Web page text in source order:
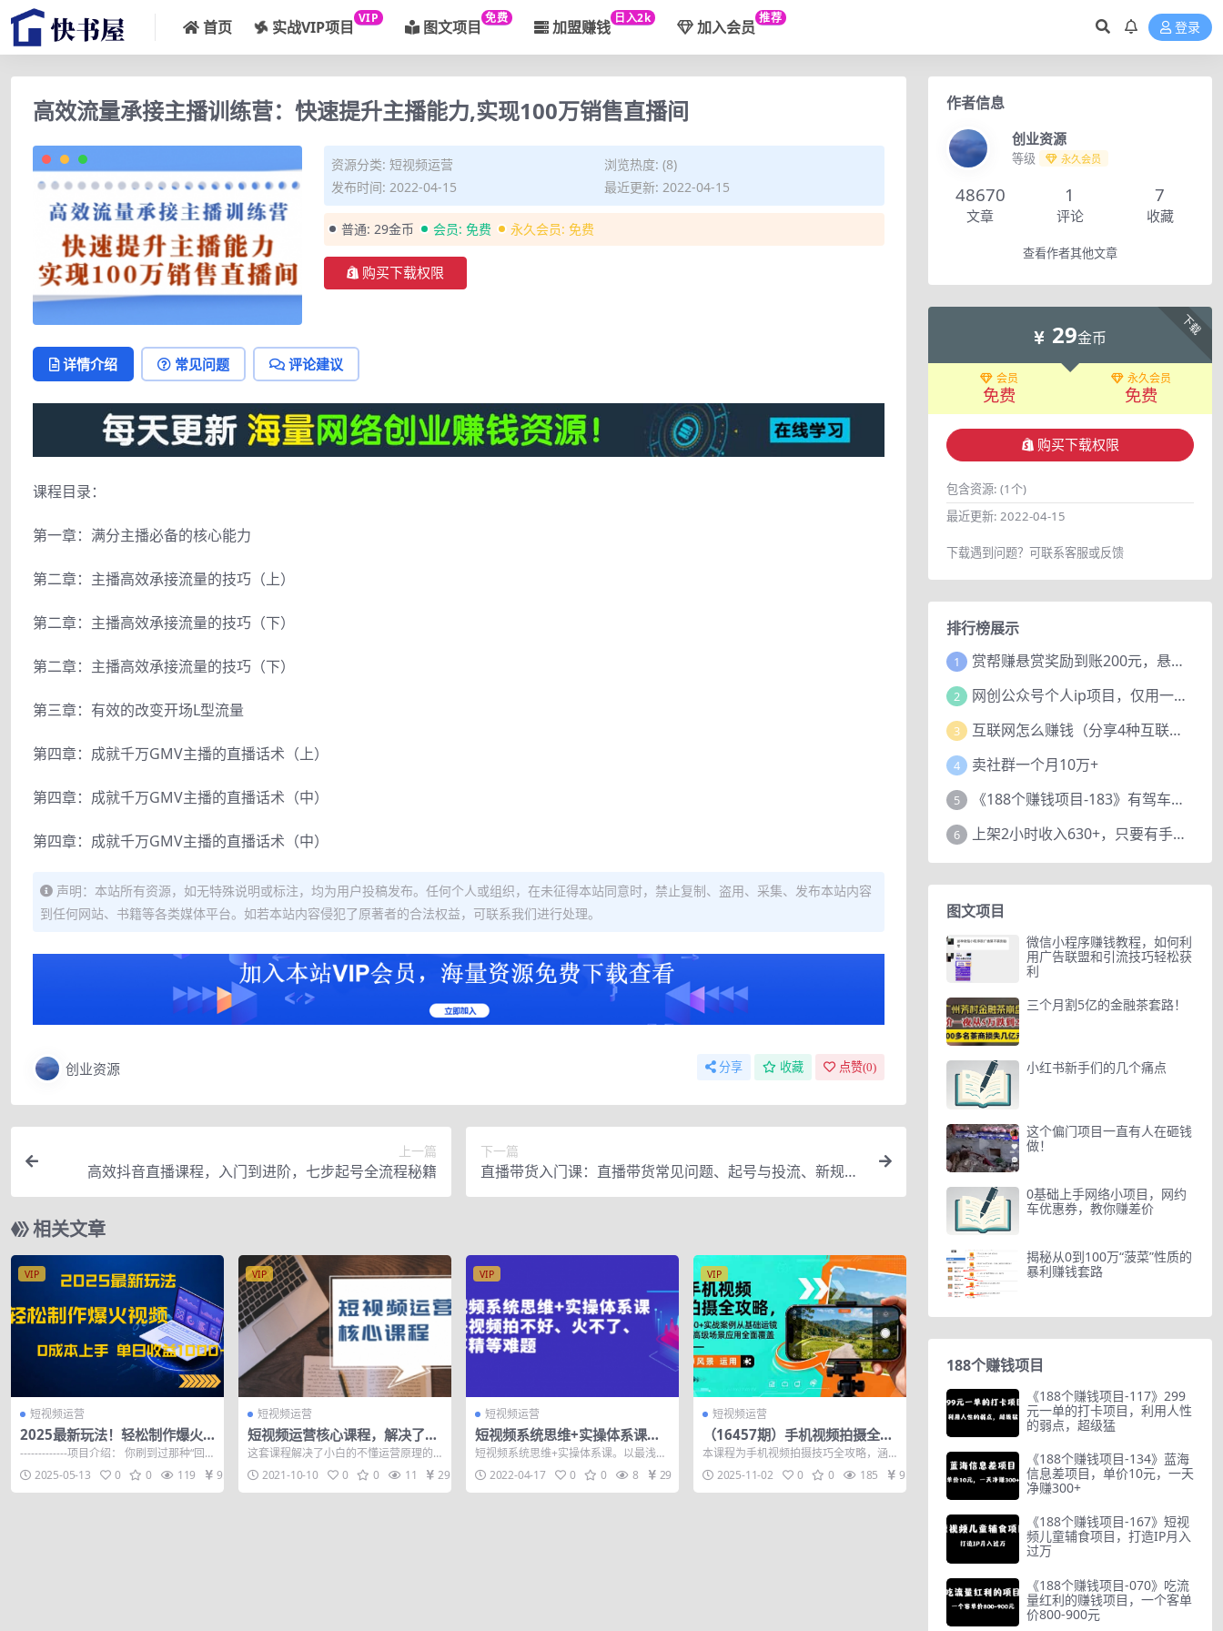
首页 实战VIP项目 VIP 图文项目 免费 加盟赚钱 日入2k 加入会员 推荐
登录
高效流量承接主播训练营：快速提升主播能力,实现100万销售直播间
资源分类: 短视频运营
浏览热度: (8)
发布时间: 2022-04-15
最近更新: 2022-04-15
普通: 29金币 会员: 免费 永久会员: 免费
购买下载权限
详情介绍 常见问题 评论建议
课程目录：
第一章：满分主播必备的核心能力
第二章：主播高效承接流量的技巧（上）
第二章：主播高效承接流量的技巧（下）
第二章：主播高效承接流量的技巧（下）
第三章：有效的改变开场L型流量
第四章：成就千万GMV主播的直播话术（上）
第四章：成就千万GMV主播的直播话术（中）
第四章：成就千万GMV主播的直播话术（中）
声明：本站所有资源，如无特殊说明或标注，均为用户投稿发布。任何个人或组织，在未征得本站同意时，禁止复制、盗用、采集、发布本站内容
到任何网站、书籍等各类媒体平台。如若本站内容侵犯了原著者的合法权益，可联系我们进行处理。
创业资源 分享 收藏 点赞(0)
上一篇
高效抖音直播课程，入门到进阶，七步起号全流程秘籍
下一篇
直播带货入门课：直播带货常见问题、起号与投流、新规后
的主播话术调整
相关文章
VIP
短视频运营
2025最新玩法！轻松制作爆火
视频，0成本上手，单日收益10
00+
-------------项目介绍： 你刷到过那种“回
答我的”视频吗？搞笑有趣，...
2025-05-13 0 0 119 9.9
VIP
短视频运营
短视频运营核心课程，解决了小
白的不懂运营原理的苦恼
这套课程解决了小白的不懂运营原理的
苦恼，甚至迟迟破不了播放，更别谈上
热门了，那么...
2021-10-10 0 0 11 29
VIP
短视频运营
短视频系统思维+实操体系课：
解决视频拍不好、火不了、做不
精等难题
短视频系统思维+实操体系课。以最浅显
懂得形式，让每位创作者都能顺利找到
自身闪光点...
2022-04-17 0 0 8 29
VIP
短视频运营
（16457期）手机视频拍摄全攻
略，150+实战案例从基础运镜
到高级场景应用全面覆盖
本课程为‌手机视频拍摄技巧全攻略‌，涵
盖150+个实战教...
2025-11-02 0 0 185 9.9
作者信息
创业资源
等级 永久会员
48670
文章
1
评论
7
收藏
查看作者其他文章
下载
29金币
会员
免费
永久会员
免费
购买下载权限
包含资源: (1个)
最近更新: 2022-04-15
下载遇到问题？可联系客服或反馈
排行榜展示
1 赏帮赚悬赏奖励到账200元，悬赏任务多劳多得，人人可做。
2 网创公众号个人ip项目，仅用一篇文章做到全网引流！
3 互联网怎么赚钱（分享4种互联网赚钱模式）
4 卖社群一个月10万+
5 《188个赚钱项目-183》有驾车评项目，动动小手，复制粘贴赚44元！
6 上架2小时收入630+，只要有手就能做的AI搞钱项目，奶奶看完都能学会!
图文项目
微信小程序赚钱教程，如何利
用广告联盟和引流技巧轻松获
利
三个月割5亿的金融茶套路！
小红书新手们的几个痛点
这个偏门项目一直有人在砸钱
做！
0基础上手网络小项目，网约
车优惠券，教你赚差价
揭秘从0到100万“菠菜”性质的
暴利赚钱套路
188个赚钱项目
《188个赚钱项目-117》299
元一单的打卡项目，利用人性
的弱点，超级猛
《188个赚钱项目-134》蓝海
信息差项目，单价10元，一天
净赚300+
《188个赚钱项目-167》短视
频儿童辅食项目，打造IP月入
过万
《188个赚钱项目-070》吃流
量红利的赚钱项目，一个客单
价800-900元